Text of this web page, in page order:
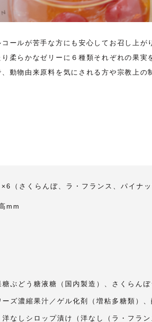
ールが苦手な方にも安心してお召し上が
柔らかなゼリーに６種類それぞれの果実
動物由来原料を気にされる方や宗教上
（さくらんぼ、ラ・フランス、パイナ
mm
糖ぶどう糖液糖（国内製造）、さくらん
ズ濃縮果汁／ゲル化剤（増粘多糖類）
洋なしシロップ漬け（洋なし（ラ・フラ